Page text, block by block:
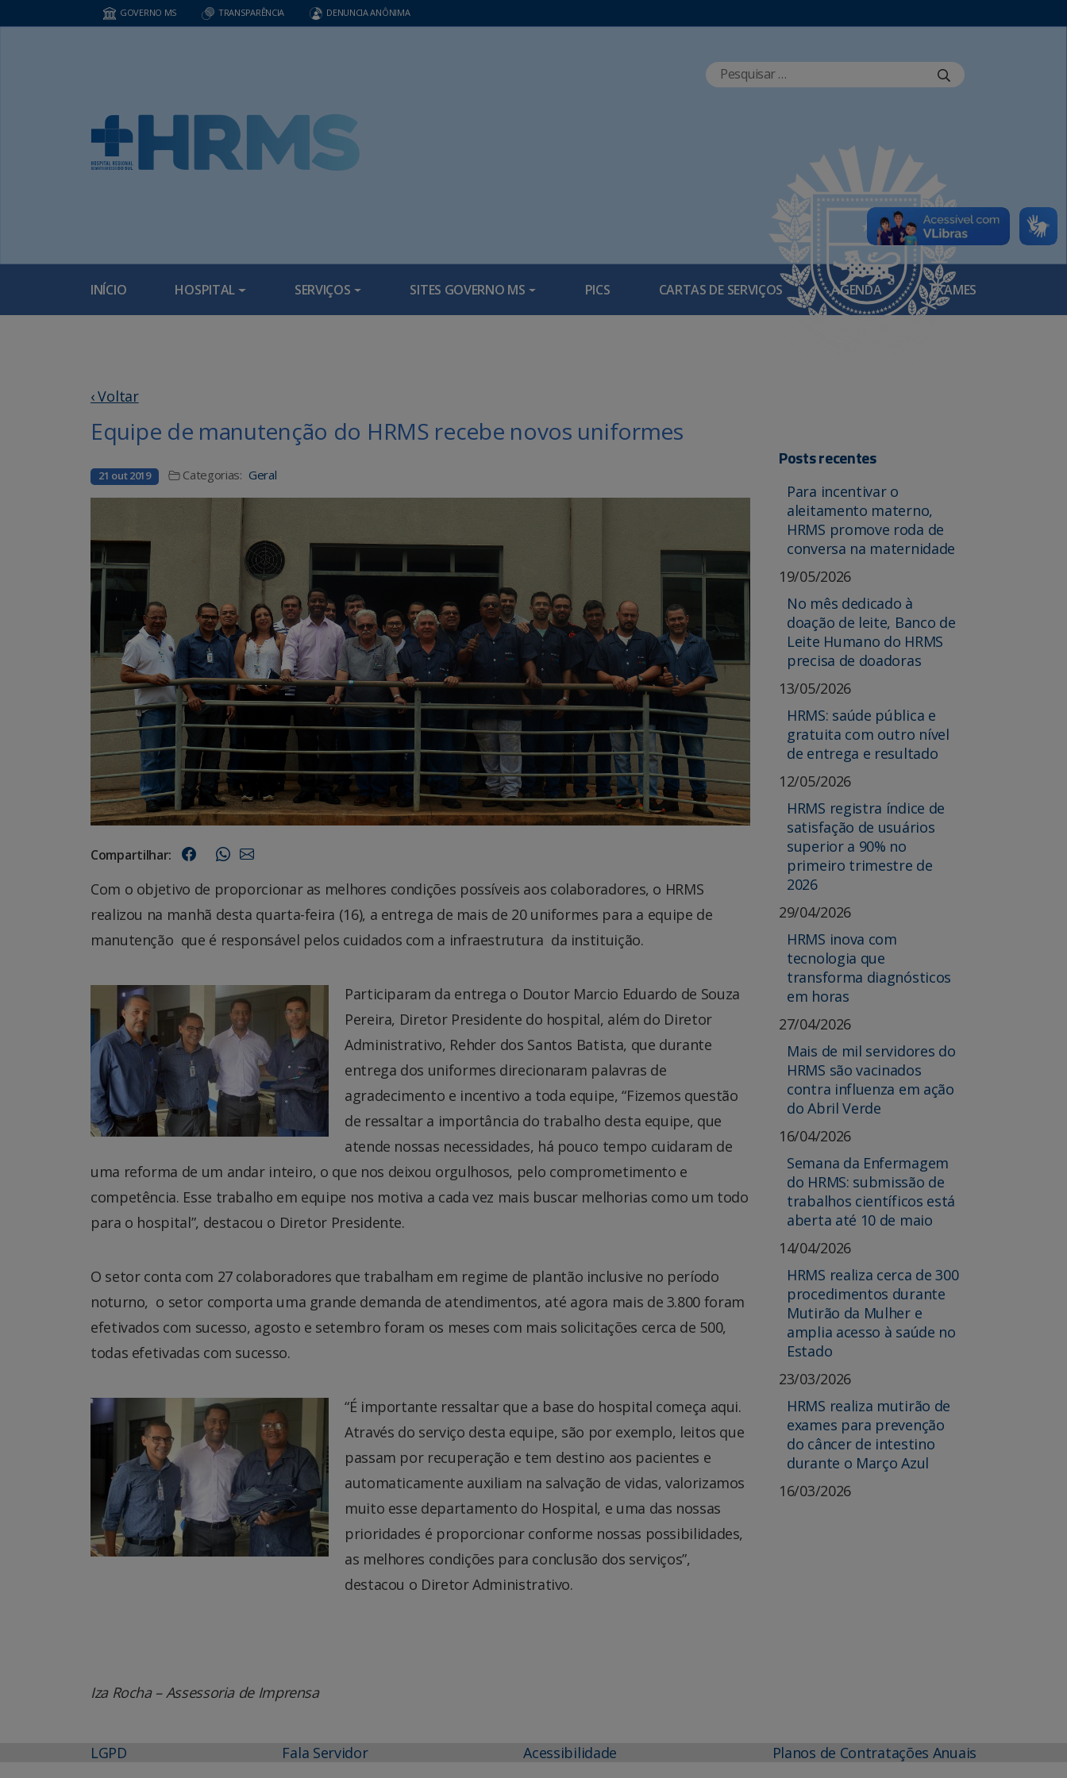
GOVERNO MS TRANSPARÊNCIA DENUNCIA ANÔNIMA
INÍCIO HOSPITAL SERVIÇOS SITES GOVERNO MS PICS CARTAS DE SERVIÇOS AGENDA EXAMES
‹ Voltar
Equipe de manutenção do HRMS recebe novos uniformes
21 out 2019 Categorias: Geral
Compartilhar:
Com o objetivo de proporcionar as melhores condições possíveis aos colaboradores, o HRMS
realizou na manhã desta quarta-feira (16), a entrega de mais de 20 uniformes para a equipe de
manutenção que é responsável pelos cuidados com a infraestrutura da instituição.
Participaram da entrega o Doutor Marcio Eduardo de Souza
Pereira, Diretor Presidente do hospital, além do Diretor
Administrativo, Rehder dos Santos Batista, que durante
entrega dos uniformes direcionaram palavras de
agradecimento e incentivo a toda equipe, “Fizemos questão
de ressaltar a importância do trabalho desta equipe, que
atende nossas necessidades, há pouco tempo cuidaram de
uma reforma de um andar inteiro, o que nos deixou orgulhosos, pelo comprometimento e
competência. Esse trabalho em equipe nos motiva a cada vez mais buscar melhorias como um todo
para o hospital”, destacou o Diretor Presidente.
O setor conta com 27 colaboradores que trabalham em regime de plantão inclusive no período
noturno, o setor comporta uma grande demanda de atendimentos, até agora mais de 3.800 foram
efetivados com sucesso, agosto e setembro foram os meses com mais solicitações cerca de 500,
todas efetivadas com sucesso.
“É importante ressaltar que a base do hospital começa aqui.
Através do serviço desta equipe, são por exemplo, leitos que
passam por recuperação e tem destino aos pacientes e
automaticamente auxiliam na salvação de vidas, valorizamos
muito esse departamento do Hospital, e uma das nossas
prioridades é proporcionar conforme nossas possibilidades,
as melhores condições para conclusão dos serviços”,
destacou o Diretor Administrativo.
Iza Rocha – Assessoria de Imprensa
Posts recentes
Para incentivar o
aleitamento materno,
HRMS promove roda de
conversa na maternidade
19/05/2026
No mês dedicado à
doação de leite, Banco de
Leite Humano do HRMS
precisa de doadoras
13/05/2026
HRMS: saúde pública e
gratuita com outro nível
de entrega e resultado
12/05/2026
HRMS registra índice de
satisfação de usuários
superior a 90% no
primeiro trimestre de
2026
29/04/2026
HRMS inova com
tecnologia que
transforma diagnósticos
em horas
27/04/2026
Mais de mil servidores do
HRMS são vacinados
contra influenza em ação
do Abril Verde
16/04/2026
Semana da Enfermagem
do HRMS: submissão de
trabalhos científicos está
aberta até 10 de maio
14/04/2026
HRMS realiza cerca de 300
procedimentos durante
Mutirão da Mulher e
amplia acesso à saúde no
Estado
23/03/2026
HRMS realiza mutirão de
exames para prevenção
do câncer de intestino
durante o Março Azul
16/03/2026
LGPD Fala Servidor Acessibilidade Planos de Contratações Anuais